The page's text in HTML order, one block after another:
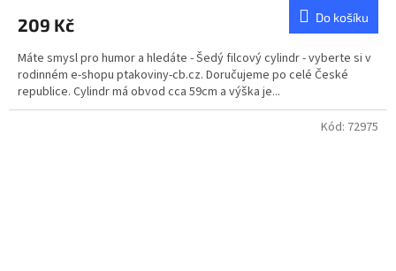
je
z
5
hvězdiček.
209 Kč Do košíku
Máte smysl pro humor a hledáte - Šedý filcový cylindr - vyberte si v
rodinném e-shopu ptakoviny-cb.cz. Doručujeme po celé České
republice. Cylindr má obvod cca 59cm a výška je...
Kód: 72975